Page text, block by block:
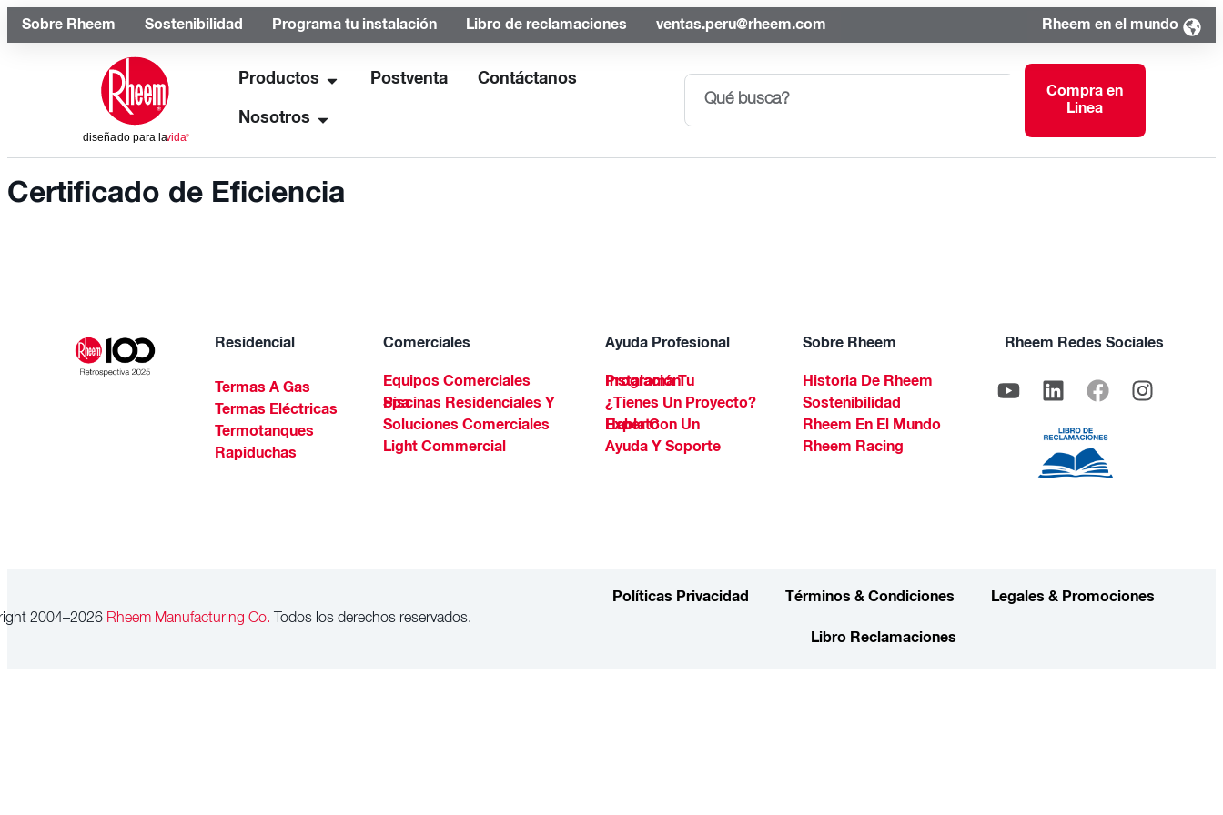
Sobre Rheem Sostenibilidad Programa tu instalación Libro de reclamaciones ventas.peru@rheem.com Rheem en el mundo
Productos Postventa Contáctanos
Nosotros
Compra en
Linea
Certificado de Eficiencia
Residencial
Termas A Gas
Termas Eléctricas
Termotanques
Rapiduchas
Comerciales
Equipos Comerciales
Piscinas Residenciales Y Spa
Soluciones Comerciales
Light Commercial
Ayuda Profesional
Programa Tu Instalación
¿Tienes Un Proyecto?
Habla Con Un Experto
Ayuda Y Soporte
Sobre Rheem
Historia De Rheem
Sostenibilidad
Rheem En El Mundo
Rheem Racing
Rheem Redes Sociales
2004–2026Rheem Manufacturing Co. Todos los derechos reservados.
Políticas Privacidad Términos & Condiciones Legales & Promociones
Libro Reclamaciones